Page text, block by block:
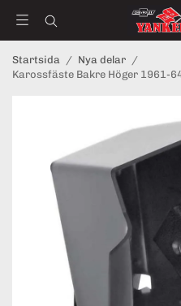
Startsida / Nya delar /
Karossfäste Bakre Höger 1961-